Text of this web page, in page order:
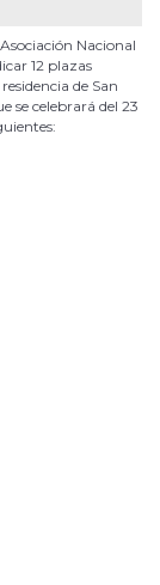
Nacional
12 plazas
de San
se celebrará del 23